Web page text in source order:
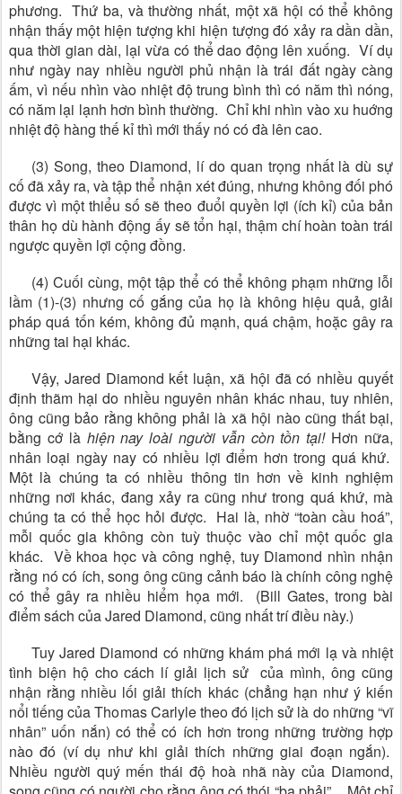
phương. Thứ ba, và thường nhất, một xã hội có thể không
nhận thấy một hiện tượng khi hiện tượng đó xảy ra dần dần,
qua thời gian dài, lại vừa có thể dao động lên xuống. Ví dụ
như ngày nay nhiều người phủ nhận là trái đất ngày càng
ấm, vì nếu nhìn vào nhiệt độ trung bình thì có năm thì nóng,
có năm lại lạnh hơn bình thường. Chỉ khi nhìn vào xu huớng
nhiệt độ hàng thế kỉ thì mới thấy nó có đà lên cao.
(3) Song, theo Diamond, lí do quan trọng nhất là dù sự
cố đã xảy ra, và tập thể nhận xét đúng, nhưng không đối phó
được vì một thiểu số sẽ theo đuổi quyền lợi (ích kỉ) của bản
thân họ dù hành động ấy sẽ tổn hại, thậm chí hoàn toàn trái
ngược quyền lợi cộng đồng.
(4) Cuối cùng, một tập thể có thể không phạm những lỗi
lầm (1)-(3) nhưng cố gắng của họ là không hiệu quả, giải
pháp quá tốn kém, không đủ mạnh, quá chậm, hoặc gây ra
những tai hại khác.
Vậy, Jared Diamond kết luận, xã hội đã có nhiều quyết
định thãm hại do nhiều nguyên nhân khác nhau, tuy nhiên,
ông cũng bảo rằng không phải là xã hội nào cũng thất bại,
bằng cớ là hiện nay loài người vẫn còn tồn tại!Hơn nữa,
nhân loại ngày nay có nhiều lợi điểm hơn trong quá khứ.
Một là chúng ta có nhiều thông tin hơn về kinh nghiệm
những nơi khác, đang xảy ra cũng như trong quá khứ, mà
chúng ta có thể học hỏi được. Hai là, nhờ “toàn cầu hoá”,
mỗi quốc gia không còn tuỳ thuộc vào chỉ một quốc gia
khác. Về khoa học và công nghệ, tuy Diamond nhìn nhận
rằng nó có ích, song ông cũng cảnh báo là chính công nghệ
có thể gây ra nhiều hiểm họa mới. (Bill Gates, trong bài
điểm sách của Jared Diamond, cũng nhất trí điều này.)
Tuy Jared Diamond có những khám phá mới lạ và nhiệt
tình biện hộ cho cách lí giải lịch sử của mình, ông cũng
nhận rằng nhiều lối giải thích khác (chẳng hạn như ý kiến
nổi tiếng của Thomas Carlyle theo đó lịch sử là do những “vĩ
nhân” uốn nắn) có thể có ích hơn trong những trường hợp
nào đó (ví dụ như khi giải thích những giai đoạn ngắn).
Nhiều người quý mến thái độ hoà nhã này của Diamond,